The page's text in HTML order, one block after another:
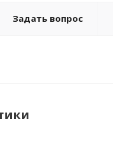
Задать вопрос